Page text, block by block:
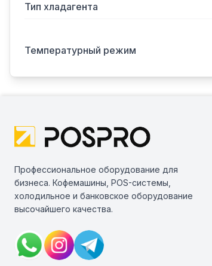
Тип хладагента
Температурный режим
Профессиональное оборудование для
бизнеса. Кофемашины, POS-системы,
холодильное и банковское оборудование
высочайшего качества.